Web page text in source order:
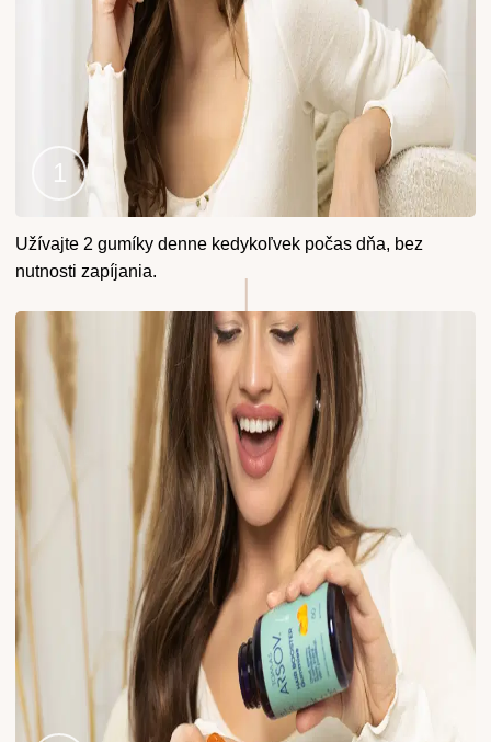
Krok
1
Užívajte 2 gumíky denne kedykoľvek počas dňa, bez
nutnosti zapíjania.